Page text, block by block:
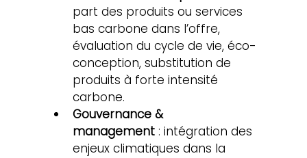
part des produits ou services
bas carbone dans l’offre,
évaluation du cycle de vie, éco-
conception, substitution de
produits à forte intensité
carbone.
Gouvernance &
management : intégration des
enjeux climatiques dans la